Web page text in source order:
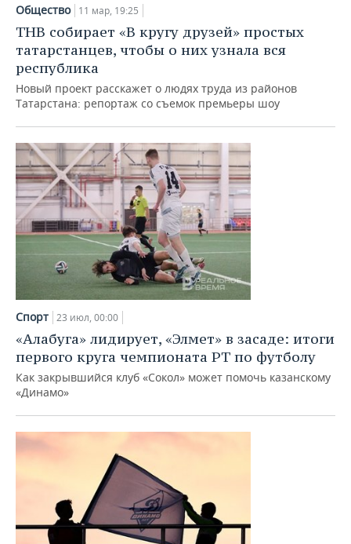
НЕФТЕХИМИЯ
НЕФТЬ
ОПК
ЭНЕРГЕТИКА
РОЗНИЧНАЯ ТОРГОВЛЯ
ТРАНСПОРТ
УСЛУГИ
НОВОСТИ ТЕХНОЛОГИЙ
IT
МЕДИА
МЕРОПРИЯТИЯ
НОВОСТИ МЕРОПРИЯТИЙ
ВЫЕЗДНАЯ РЕДАКЦИЯ
ONLINE-КОНФЕРЕНЦИИ
ОТКРЫТАЯ ЛЕКЦИЯ
СПОРТ
НОВОСТИ СПОРТА
ХОККЕЙ
БАСКЕТБОЛ
ВОЛЕЙБОЛ
КИБЕРСПОРТ
ФИГУРНОЕ КАТАНИЕ
ВОДНЫЕ ВИДЫ СПОРТА
ХОККЕЙ С МЯЧОМ
ОБЩЕСТВО
ВЛАСТЬ
ИНФРАСТРУКТУРА
ИСТОРИЯ
КУЛЬТУРА
МЕДИЦИНА
ОБРАЗОВАНИЕ
ПРОИСШЕСТВИЯ
СЮЖЕТЫ
СПРАВОЧНИК
СПИСОК ПЕРСОН
СПИСОК КОМПАНИЙ
ПОЛНАЯ ВЕРСИЯ
Общество 11 мар, 19:25
ТНВ собирает «В кругу друзей» простых
татарстанцев, чтобы о них узнала вся
республика
Новый проект расскажет о людях труда из районов
Татарстана: репортаж со съемок премьеры шоу
Спорт 23 июл, 00:00
«Алабуга» лидирует, «Элмет» в засаде: итоги
первого круга чемпионата РТ по футболу
Как закрывшийся клуб «Сокол» может помочь казанскому
«Динамо»